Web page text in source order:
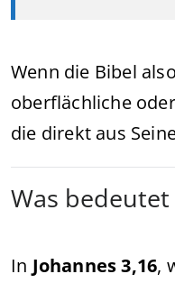
Wenn die Bibel
oberflächliche
die direkt aus
Was bedeutet
In Johannes 3,16,